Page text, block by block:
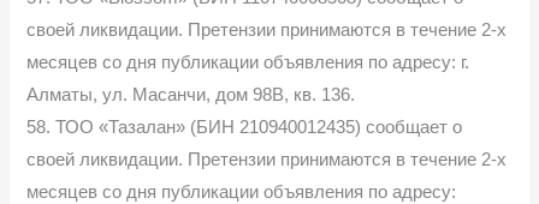
своей ликвидации. Претензии принимаются в течение 2-х
месяцев со дня публикации объявления по адресу: г.
Алматы, ул. Масанчи, дом 98В, кв. 136.
58. ТОО «Тазалан» (БИН 210940012435) сообщает о
своей ликвидации. Претензии принимаются в течение 2-х
месяцев со дня публикации объявления по адресу: